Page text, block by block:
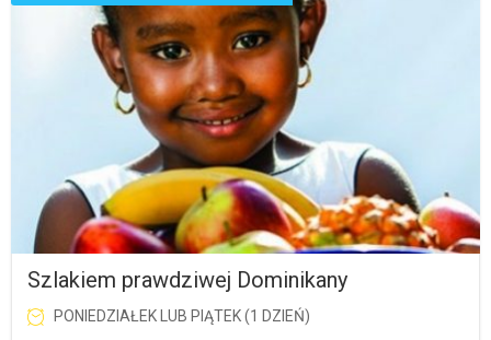
Szlakiem prawdziwej Dominikany
PONIEDZIAŁEK LUB PIĄTEK (1 DZIEŃ)